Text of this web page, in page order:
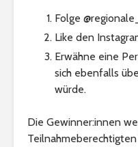
Folge
Like den
Erwähne eine
sich ebenfalls
würde.
Die Gewinner:innen